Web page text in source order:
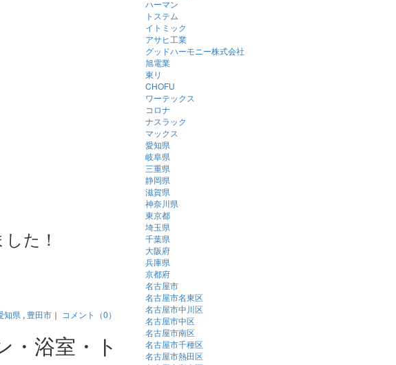
た！
知県 , 豊田市 ｜ コメント（0）
・浴室・ト
ハーマン
トステム
イトミック
アサヒ工業
グッドハーモニー株式会社
旭電業
東リ
CHOFU
ワーテックス
コロナ
ナスラック
マックス
愛知県
岐阜県
三重県
静岡県
滋賀県
神奈川県
東京都
埼玉県
千葉県
大阪府
兵庫県
京都府
名古屋市
名古屋市名東区
名古屋市中川区
名古屋市中区
名古屋市南区
名古屋市千種区
名古屋市熱田区